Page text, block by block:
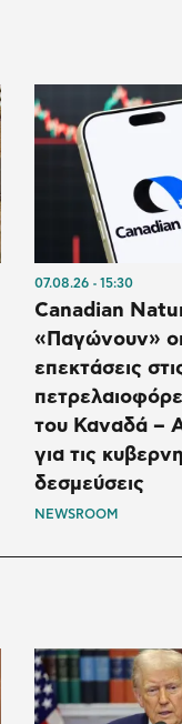
07.08.26 15:30
Canadian
«Παγώνουν» οι
επεκτάσεις
του Καναδά –
για τις
δεσμεύσεις
NEWSROOM